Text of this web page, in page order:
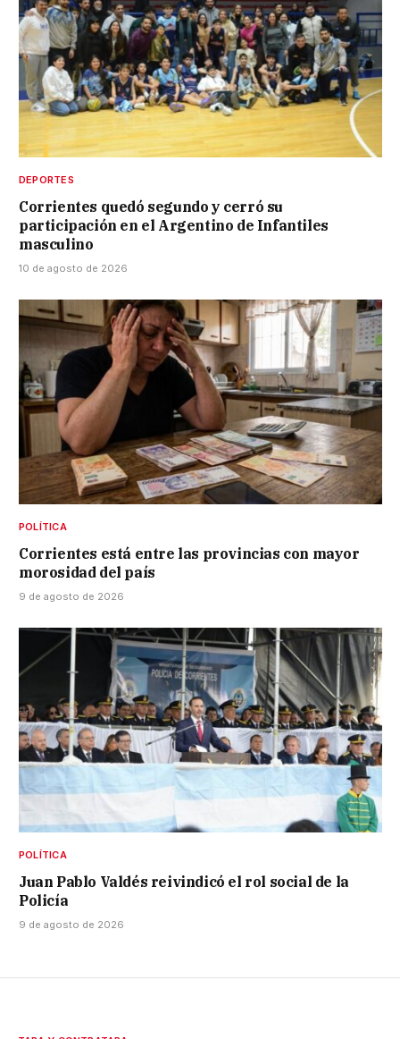
DEPORTES
Corrientes quedó segundo y cerró su
participación en el Argentino de Infantiles
masculino
10 de agosto de 2026
POLÍTICA
Corrientes está entre las provincias con mayor
morosidad del país
9 de agosto de 2026
POLÍTICA
Juan Pablo Valdés reivindicó el rol social de la
Policía
9 de agosto de 2026